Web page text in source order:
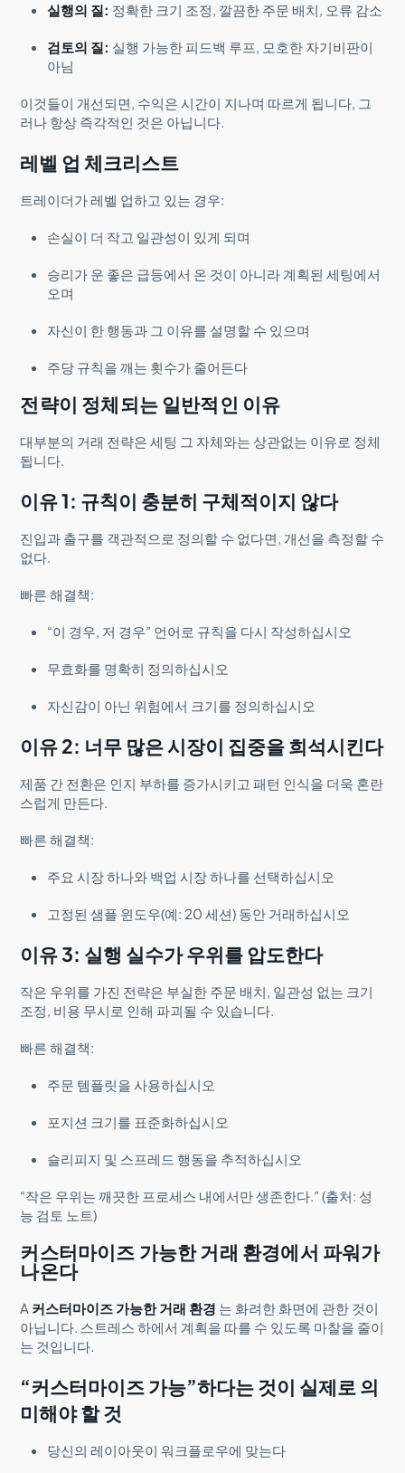
실행의 질: 정확한 크기 조정, 깔끔한 주문 배치, 오류 감소
검토의 질: 실행 가능한 피드백 루프, 모호한 자기비판이
아님
이것들이 개선되면, 수익은 시간이 지나며 따르게 됩니다, 그
러나 항상 즉각적인 것은 아닙니다.
레벨 업 체크리스트
트레이더가 레벨 업하고 있는 경우:
손실이 더 작고 일관성이 있게 되며
승리가 운 좋은 급등에서 온 것이 아니라 계획된 세팅에서
오며
자신이 한 행동과 그 이유를 설명할 수 있으며
주당 규칙을 깨는 횟수가 줄어든다
전략이 정체되는 일반적인 이유
대부분의 거래 전략은 세팅 그 자체와는 상관없는 이유로 정체
됩니다.
이유 1: 규칙이 충분히 구체적이지 않다
진입과 출구를 객관적으로 정의할 수 없다면, 개선을 측정할 수
없다.
빠른 해결책:
“이 경우, 저 경우” 언어로 규칙을 다시 작성하십시오
무효화를 명확히 정의하십시오
자신감이 아닌 위험에서 크기를 정의하십시오
이유 2: 너무 많은 시장이 집중을 희석시킨다
제품 간 전환은 인지 부하를 증가시키고 패턴 인식을 더욱 혼란
스럽게 만든다.
빠른 해결책:
주요 시장 하나와 백업 시장 하나를 선택하십시오
고정된 샘플 윈도우(예: 20 세션) 동안 거래하십시오
이유 3: 실행 실수가 우위를 압도한다
작은 우위를 가진 전략은 부실한 주문 배치, 일관성 없는 크기
조정, 비용 무시로 인해 파괴될 수 있습니다.
빠른 해결책:
주문 템플릿을 사용하십시오
포지션 크기를 표준화하십시오
슬리피지 및 스프레드 행동을 추적하십시오
“작은 우위는 깨끗한 프로세스 내에서만 생존한다.” (출처: 성
능 검토 노트)
커스터마이즈 가능한 거래 환경에서 파워가
나온다
A 커스터마이즈 가능한 거래 환경 는 화려한 화면에 관한 것이
아닙니다. 스트레스 하에서 계획을 따를 수 있도록 마찰을 줄이
는 것입니다.
“커스터마이즈 가능”하다는 것이 실제로 의
미해야 할 것
당신의 레이아웃이 워크플로우에 맞는다